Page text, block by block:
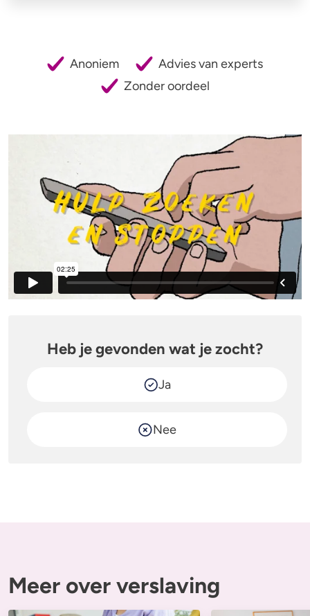
Anoniem
Advies van experts
Zonder oordeel
Heb je gevonden wat je zocht?
Ja
Nee
Meer over verslaving